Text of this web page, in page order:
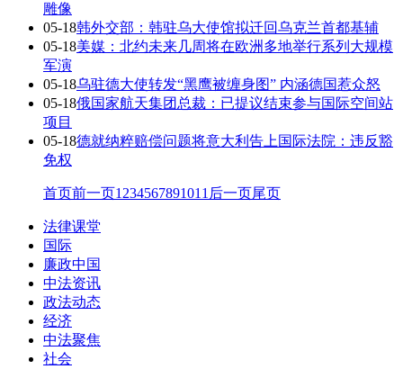
雕像
05-18韩外交部：韩驻乌大使馆拟迁回乌克兰首都基辅
05-18美媒：北约未来几周将在欧洲多地举行系列大规模
军演
05-18乌驻德大使转发“黑鹰被缠身图” 内涵德国惹众怒
05-18俄国家航天集团总裁：已提议结束参与国际空间站
项目
05-18德就纳粹赔偿问题将意大利告上国际法院：违反豁
免权
首页前一页1 234567891011 后一页尾页
法律课堂
国际
廉政中国
中法资讯
政法动态
经济
中法聚焦
社会